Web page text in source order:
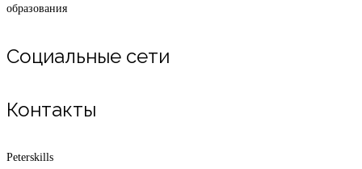
образования
Социальные сети
Контакты
Peterskills